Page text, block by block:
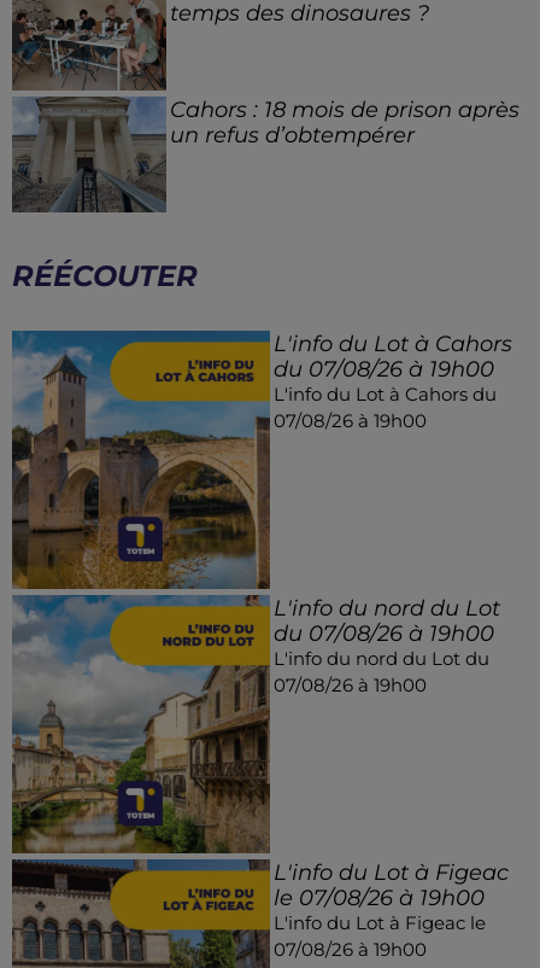
temps des dinosaures ?
Cahors : 18 mois de prison après
un refus d’obtempérer
RÉÉCOUTER
L'info du Lot à Cahors
du 07/08/26 à 19h00
L'info du Lot à Cahors du
07/08/26 à 19h00
L'info du nord du Lot
du 07/08/26 à 19h00
L'info du nord du Lot du
07/08/26 à 19h00
L'info du Lot à Figeac
le 07/08/26 à 19h00
L'info du Lot à Figeac le
07/08/26 à 19h00